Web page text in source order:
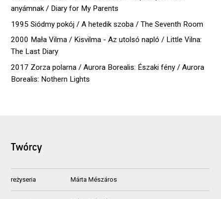
anyámnak / Diary for My Parents
1995 Siódmy pokój / A hetedik szoba / The Seventh Room
2000 Mała Vilma / Kisvilma - Az utolsó napló / Little Vilna:
The Last Diary
2017 Zorza polarna / Aurora Borealis: Északi fény / Aurora
Borealis: Nothern Lights
Twórcy
reżyseria Márta Mészáros